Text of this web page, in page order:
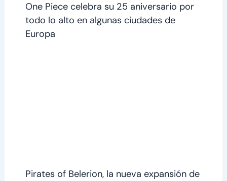
One Piece celebra su 25 aniversario por
todo lo alto en algunas ciudades de
Europa
Pirates of Belerion, la nueva expansión de